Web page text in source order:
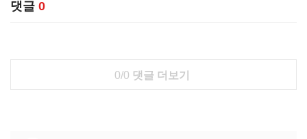
댓글 0
0/0 댓글 더보기